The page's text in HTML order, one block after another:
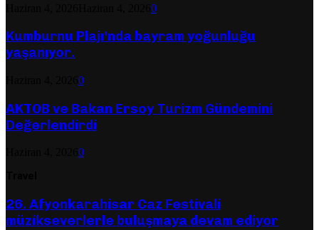
0
Kumburnu Plajı’nda bayram yoğunluğu
yaşanıyor.
0
AKTOB ve Bakan Ersoy Turizm Gündemini
Değerlendirdi
0
26. Afyonkarahisar Caz Festivali
müzikseverlerle buluşmaya devam ediyor